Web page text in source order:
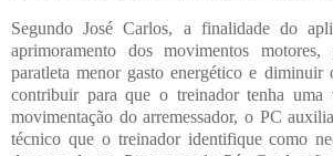
Segundo José Carlos, a finalidade do
aprimoramento dos movimentos
paratleta menor gasto energético e
contribuir para que o treinador tenha uma
movimentação do arremessador, o PC
técnico que o treinador identifique como